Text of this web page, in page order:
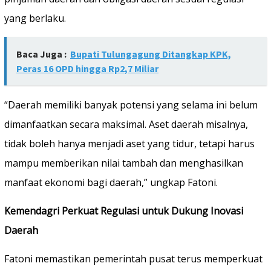
yang berlaku.
Baca Juga : Bupati Tulungagung Ditangkap KPK,
Peras 16 OPD hingga Rp2,7 Miliar
“Daerah memiliki banyak potensi yang selama ini belum
dimanfaatkan secara maksimal. Aset daerah misalnya,
tidak boleh hanya menjadi aset yang tidur, tetapi harus
mampu memberikan nilai tambah dan menghasilkan
manfaat ekonomi bagi daerah,” ungkap Fatoni.
Kemendagri Perkuat Regulasi untuk Dukung Inovasi
Daerah
Fatoni memastikan pemerintah pusat terus memperkuat